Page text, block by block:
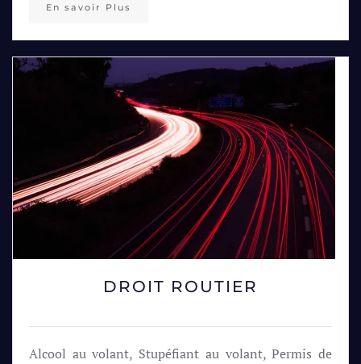
En savoir Plus
DROIT ROUTIER
Alcool au volant, Stupéfiant au volant, Permis de